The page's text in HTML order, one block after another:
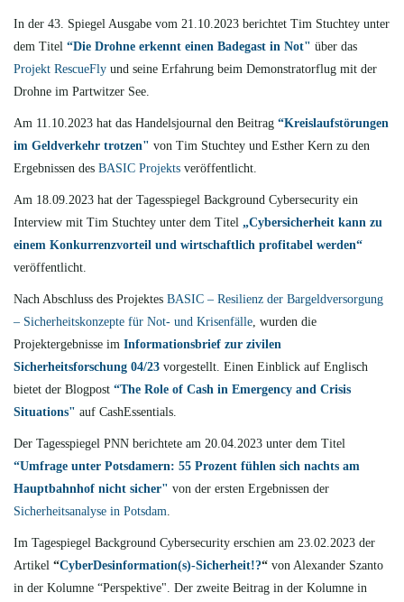
In der 43. Spiegel Ausgabe vom 21.10.2023 berichtet Tim Stuchtey unter
dem Titel “Die Drohne erkennt einen Badegast in Not" über das
Projekt RescueFly und seine Erfahrung beim Demonstratorflug mit der
Drohne im Partwitzer See.
Am 11.10.2023 hat das Handelsjournal den Beitrag “Kreislaufstörungen
im Geldverkehr trotzen" von Tim Stuchtey und Esther Kern zu den
Ergebnissen des BASIC Projekts veröffentlicht.
Am 18.09.2023 hat der Tagesspiegel Background Cybersecurity ein
Interview mit Tim Stuchtey unter dem Titel „Cybersicherheit kann zu
einem Konkurrenzvorteil und wirtschaftlich profitabel werden“
veröffentlicht.
Nach Abschluss des Projektes BASIC – Resilienz der Bargeldversorgung
– Sicherheitskonzepte für Not- und Krisenfälle, wurden die
Projektergebnisse im Informationsbrief zur zivilen
Sicherheitsforschung 04/23 vorgestellt. Einen Einblick auf Englisch
bietet der Blogpost “The Role of Cash in Emergency and Crisis
Situations" auf CashEssentials.
Der Tagesspiegel PNN berichtete am 20.04.2023 unter dem Titel
“Umfrage unter Potsdamern: 55 Prozent fühlen sich nachts am
Hauptbahnhof nicht sicher" von der ersten Ergebnissen der
Sicherheitsanalyse in Potsdam.
Im Tagespiegel Background Cybersecurity erschien am 23.02.2023 der
Artikel “CyberDesinformation(s)-Sicherheit!?“ von Alexander Szanto
in der Kolumne “Perspektive". Der zweite Beitrag in der Kolumne in